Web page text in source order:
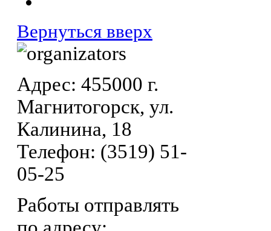
Вернуться вверх
Адрес: 455000 г.
Магнитогорск, ул.
Калинина, 18
Телефон: (3519) 51-
05-25
Работы отправлять